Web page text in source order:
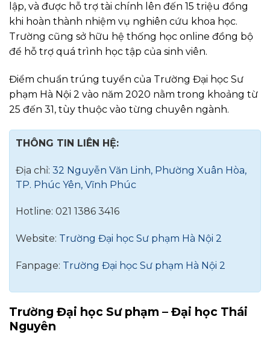
lập, và được hỗ trợ tài chính lên đến 15 triệu đồng
khi hoàn thành nhiệm vụ nghiên cứu khoa học.
Trường cũng sở hữu hệ thống học online đồng bộ
để hỗ trợ quá trình học tập của sinh viên.
Điểm chuẩn trúng tuyển của Trường Đại học Sư
phạm Hà Nội 2 vào năm 2020 nằm trong khoảng từ
25 đến 31, tùy thuộc vào từng chuyên ngành.
THÔNG TIN LIÊN HỆ:
Địa chỉ: 32 Nguyễn Văn Linh, Phường Xuân Hòa,
TP. Phúc Yên, Vĩnh Phúc
Hotline: 021 1386 3416
Website: Trường Đại học Sư phạm Hà Nội 2
Fanpage: Trường Đại học Sư phạm Hà Nội 2
Trường Đại học Sư phạm – Đại học Thái
Nguyên